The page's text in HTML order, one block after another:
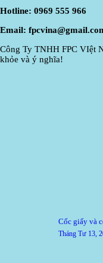
Hotline: 0969 555 966
Email:
Công Ty TNHH FPC VIệt
khỏe và ý nghĩa!
Previous
post:
Cốc giấy và
Tháng Tư 13,